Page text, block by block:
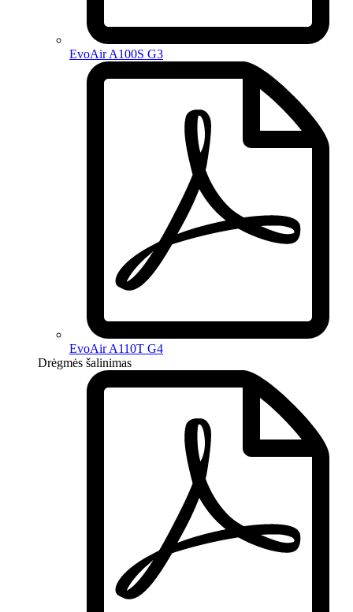
EvoAir A100S G3
EvoAir A110T G4
Drėgmės šalinimas